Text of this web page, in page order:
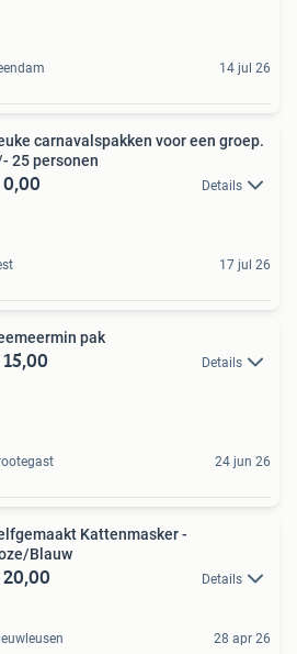
14 jul 26
carnavalspakken voor een groep.
25 personen
Details
17 jul 26
pak
Details
24 jun 26
Kattenmasker -
Blauw
Details
28 apr 26